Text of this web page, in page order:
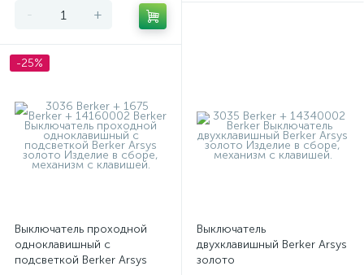
- +
-25%
Выключатель проходной
одноклавишный с
подсветкой Berker Arsys
Выключатель
двухклавишный Berker Arsys
золото